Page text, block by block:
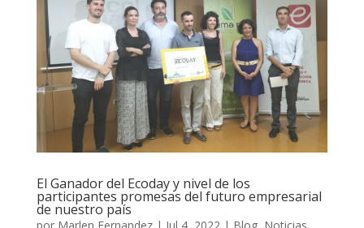
El Ganador del Ecoday y nivel de los
participantes promesas del futuro empresarial
de nuestro país